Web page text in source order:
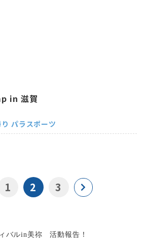
in 滋賀
パラスポーツ
1 2 3